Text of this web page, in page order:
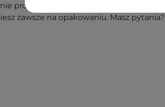
produktu mogą ulec zmianie.
zawsze na opakowaniu. Masz pytania?